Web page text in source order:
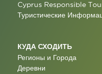
Cyprus Responsible
Туристические
КУДА СХОДИТЬ
Регионы и Города
Деревни